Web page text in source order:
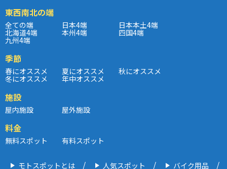
東西南北の端
全ての端 日本4端 日本本土4端
北海道4端 本州4端 四国4端
九州4端
季節
春にオススメ 夏にオススメ 秋にオススメ
冬にオススメ 年中オススメ
施設
屋内施設 屋外施設
料金
無料スポット 有料スポット
モトスポットとは 人気スポット バイク用品